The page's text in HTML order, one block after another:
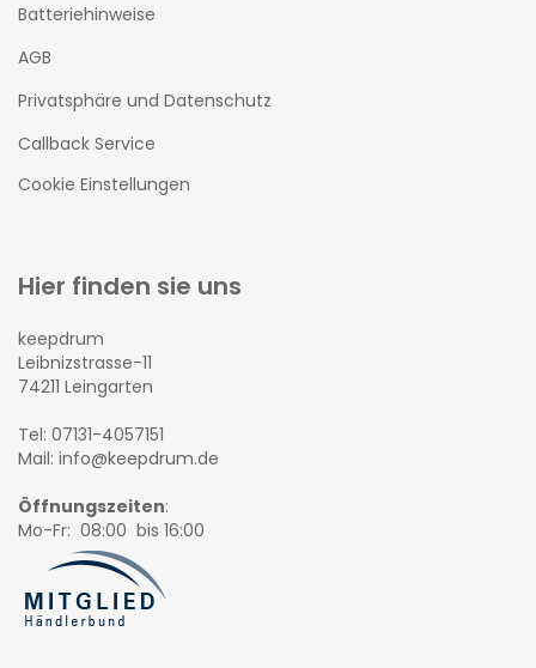
Batteriehinweise
AGB
Privatsphäre und Datenschutz
Callback Service
Cookie Einstellungen
Hier finden sie uns
keepdrum
Leibnizstrasse-11
74211 Leingarten
Tel: 07131-4057151
Mail: info@keepdrum.de
Öffnungszeiten:
Mo-Fr: 08:00 bis 16:00